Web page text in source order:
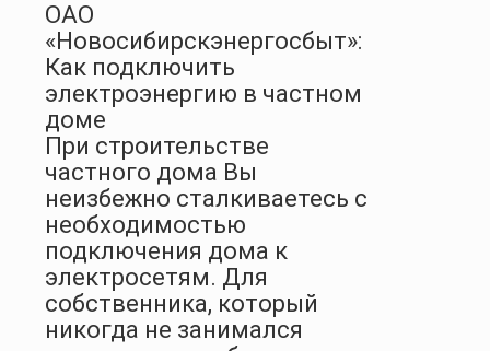
ОАО
«Новосибирскэнергосбыт»:
Как подключить
электроэнергию в частном
доме
При строительстве
частного дома Вы
неизбежно сталкиваетесь с
необходимостью
подключения дома к
электросетям. Для
собственника, который
никогда не занимался